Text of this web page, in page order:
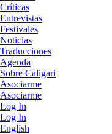
Críticas
Entrevistas
Festivales
Noticias
Traducciones
Agenda
Sobre Caligari
Asociarme
Asociarme
Log In
Log In
English